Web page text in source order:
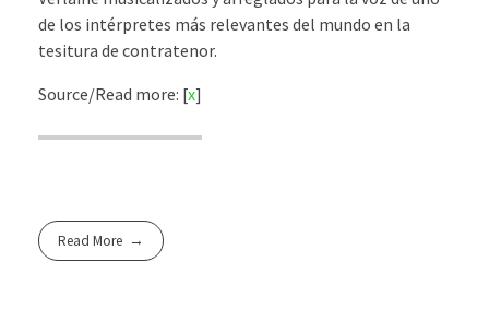
de los intérpretes más relevantes del mundo en la
tesitura de contratenor.
Source/Read more: [x]
Read More